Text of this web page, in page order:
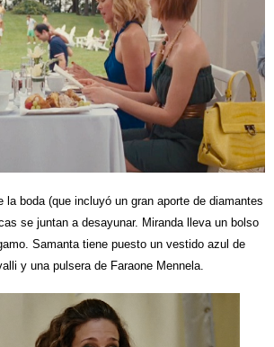
la boda (que incluyó un gran aporte de diamantes
se juntan a desayunar. Miranda lleva un bolso
Samanta tiene puesto un vestido azul de
y una pulsera de Faraone Mennela.